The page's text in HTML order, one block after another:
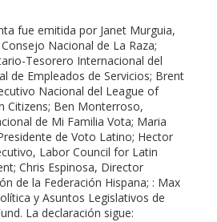
fue emitida por Janet Murguia,
Nacional de La Raza;
Tesorero Internacional del
de Empleados de Servicios; Brent
Nacional del League of
Citizens; Ben Monterroso,
de Mi Familia Vota; Maria
de Voto Latino; Hector
Labor Council for Latin
Chris Espinosa, Director
de la Federación Hispana; : Max
y Asuntos Legislativos de
La declaración sigue: